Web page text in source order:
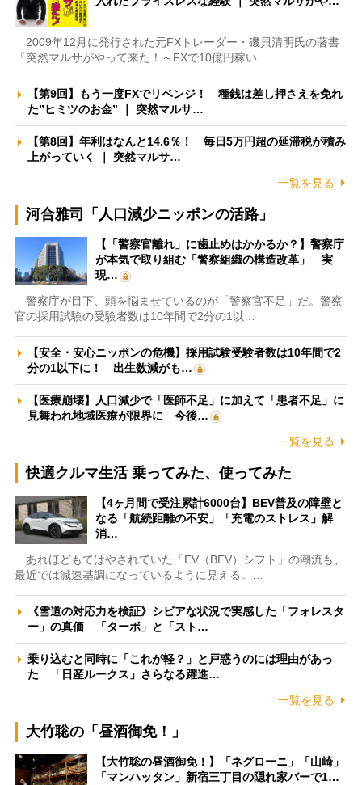
2009年12月に発行された元FXトレーダー・磯貝清明氏の著書
『突然マルサがやって来た！～FXで10億円稼い…
【第9回】もう一度FXでリベンジ！ 種銭は差し押さえを免れ
た”ヒミツのお金” ｜ 突然マルサ…
【第8回】年利はなんと14.6％！ 毎日5万円超の延滞税が積み
上がっていく ｜ 突然マルサ…
一覧を見る
河合雅司「人口減少ニッポンの活路」
【「警察官離れ」に歯止めはかかるか？】警察庁
が本気で取り組む「警察組織の構造改革」 実
現…
警察庁が目下、頭を悩ませているのが「警察官不足」だ。警察
官の採用試験の受験者数は10年間で2分の1以…
【安全・安心ニッポンの危機】採用試験受験者数は10年間で2
分の1以下に！ 出生数減がも…
【医療崩壊】人口減少で「医師不足」に加えて「患者不足」に
見舞われ地域医療が限界に 今後…
一覧を見る
快適クルマ生活 乗ってみた、使ってみた
【4ヶ月間で受注累計6000台】BEV普及の障壁と
なる「航続距離の不安」「充電のストレス」解
消…
あれほどもてはやされていた「EV（BEV）シフト」の潮流も、
最近では減速基調になっているように見える。…
《雪道の対応力を検証》シビアな状況で実感した「フォレスタ
ー」の真価 「ターボ」と「スト…
乗り込むと同時に「これが軽？」と戸惑うのには理由があっ
た 「日産ルークス」さらなる躍進…
一覧を見る
大竹聡の「昼酒御免！」
【大竹聡の昼酒御免！】「ネグローニ」「山崎」
「マンハッタン」新宿三丁目の隠れ家バーで1…